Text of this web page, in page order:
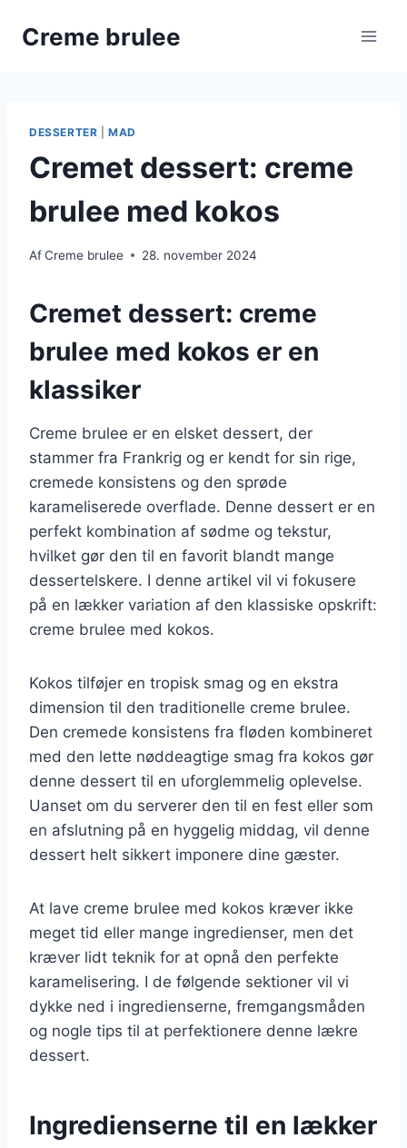
Creme brulee
DESSERTER |MAD
Cremet dessert: creme
brulee med kokos
AfCreme brulee 28. november 2024
Cremet dessert: creme
brulee med kokos er en
klassiker
Creme brulee er en elsket dessert, der
stammer fra Frankrig og er kendt for sin rige,
cremede konsistens og den sprøde
karameliserede overflade. Denne dessert er en
perfekt kombination af sødme og tekstur,
hvilket gør den til en favorit blandt mange
dessertelskere. I denne artikel vil vi fokusere
på en lækker variation af den klassiske opskrift:
creme brulee med kokos.
Kokos tilføjer en tropisk smag og en ekstra
dimension til den traditionelle creme brulee.
Den cremede konsistens fra fløden kombineret
med den lette nøddeagtige smag fra kokos gør
denne dessert til en uforglemmelig oplevelse.
Uanset om du serverer den til en fest eller som
en afslutning på en hyggelig middag, vil denne
dessert helt sikkert imponere dine gæster.
At lave creme brulee med kokos kræver ikke
meget tid eller mange ingredienser, men det
kræver lidt teknik for at opnå den perfekte
karamelisering. I de følgende sektioner vil vi
dykke ned i ingredienserne, fremgangsmåden
og nogle tips til at perfektionere denne lækre
dessert.
Ingredienserne til en lækker